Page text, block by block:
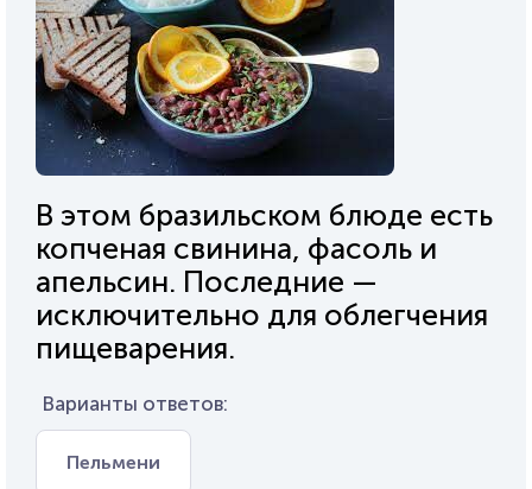
В этом бразильском блюде есть
копченая свинина, фасоль и
апельсин. Последние —
исключительно для облегчения
пищеварения.
Варианты ответов:
Пельмени